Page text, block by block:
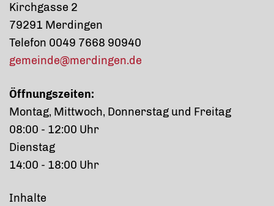
Kirchgasse 2
79291 Merdingen
Telefon 0049 7668 90940
gemeinde@merdingen.de
Öffnungszeiten:
Montag, Mittwoch, Donnerstag und Freitag
08:00 - 12:00 Uhr
Dienstag
14:00 - 18:00 Uhr
Inhalte